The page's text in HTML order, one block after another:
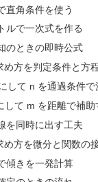
直角条件を使う
ルで一次式を作る
のときの即時公式
め方を判定条件と方
して n を通過条件で
して m を距離で補助
を同時に出す工夫
め方を微分と関数の
傾きを一発計算